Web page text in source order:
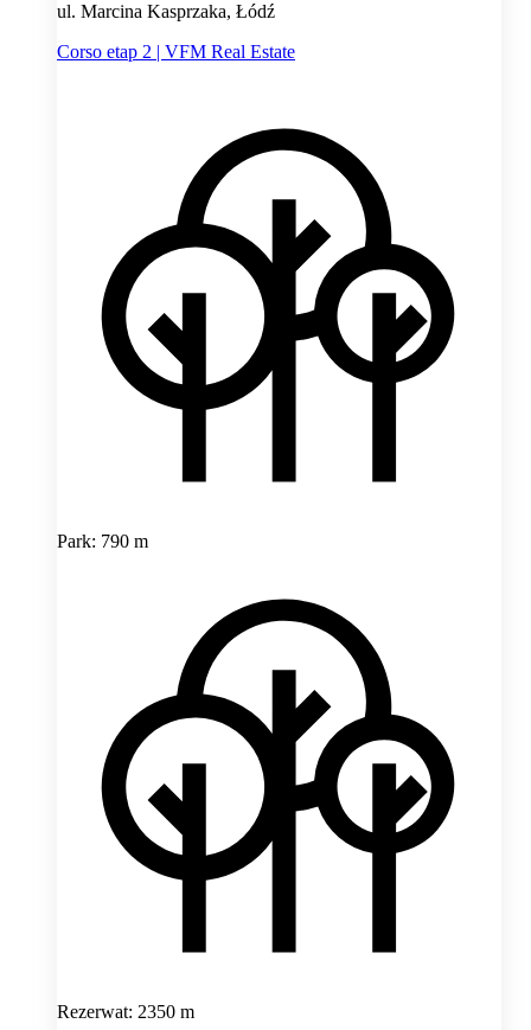
ul. Marcina Kasprzaka, Łódź
Corso etap 2 | VFM Real Estate
Park: 790 m
Rezerwat: 2350 m